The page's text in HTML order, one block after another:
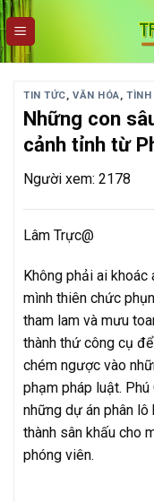
Skip
to
content
TIN TỨC,VĂN HÓA,TÌNH
Những con
cảnh tỉnh từ
Người xem: 2178
Lâm Trực@
Không phải ai
mình thiên chức
tham lam và mưu
thành thứ công cụ
chém ngược vào
phạm pháp luật.
những dự án phân lô
thành sân khấu cho
phóng viên.